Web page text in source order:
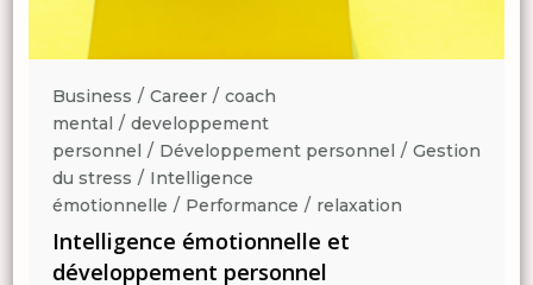
Business Career
coach
mental
developpement
personnel
Développement personnel
Gestion
du stress
Intelligence
émotionnelle
Performance relaxation
Intelligence émotionnelle et
développement personnel